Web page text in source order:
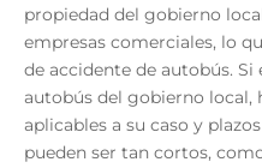
propiedad del gobierno
empresas comerciales, lo
de accidente de autobús.
autobús del gobierno local,
aplicables a su caso y
pueden ser tan cortos,